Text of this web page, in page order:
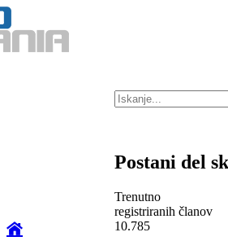
Postani del
Trenutno
registriranih članov
10.785